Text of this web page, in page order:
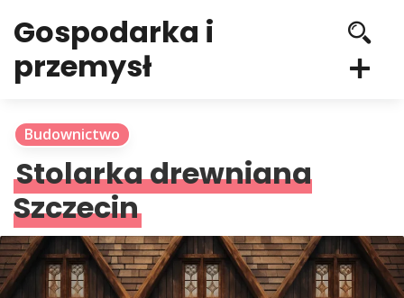
Gospodarka i
przemysł
Budownictwo
Stolarka drewniana
Szczecin